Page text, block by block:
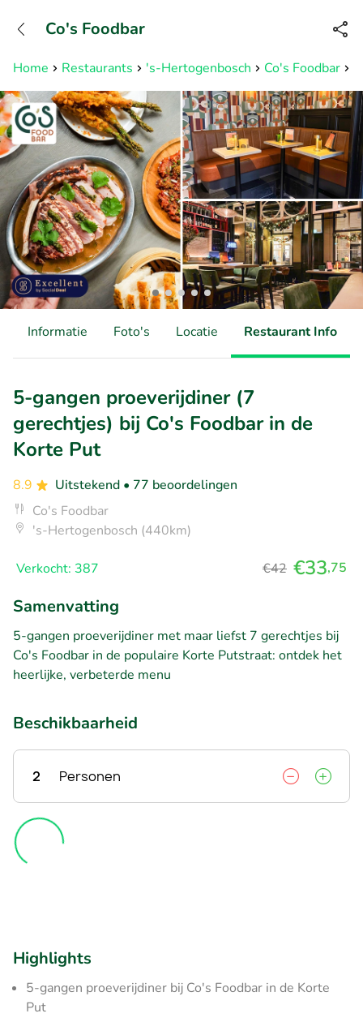
Bereikbaar tot 23:00 uur
Home Restaurants 's-Hertogenbosch Co's Foodbar
Co's Foodbar
Informatie Foto's Locatie Restaurant Info
5-gangen proeverijdiner (7
gerechtjes) bij Co's Foodbar in de
Korte Put
8.9 Uitstekend • 77 beoordelingen
Co's Foodbar
's-Hertogenbosch (440km)
Verkocht: 387 €42 €33,75
Samenvatting
5-gangen proeverijdiner met maar liefst 7 gerechtjes bij
Co's Foodbar in de populaire Korte Putstraat: ontdek het
heerlijke, verbeterde menu
Beschikbaarheid
2 Personen
Highlights
5-gangen proeverijdiner bij Co's Foodbar in de Korte
Put